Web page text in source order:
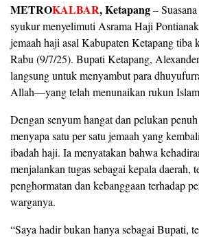
METROKALBAR, Ketapang–
syukur menyelimuti Asrama Haji
jemaah haji asal Kabupaten Ketapang tiba
Rabu (9/7/25). Bupati Ketapang,
langsung untuk menyambut para
Allah—yang telah menunaikan rukun
Dengan senyum hangat dan pelukan
menyapa satu per satu jemaah yang
ibadah haji. Ia menyatakan bahwa
menjalankan tugas sebagai kepala daerah,
penghormatan dan kebanggaan terhadap
warganya.
“Saya hadir bukan hanya sebagai Bupati,